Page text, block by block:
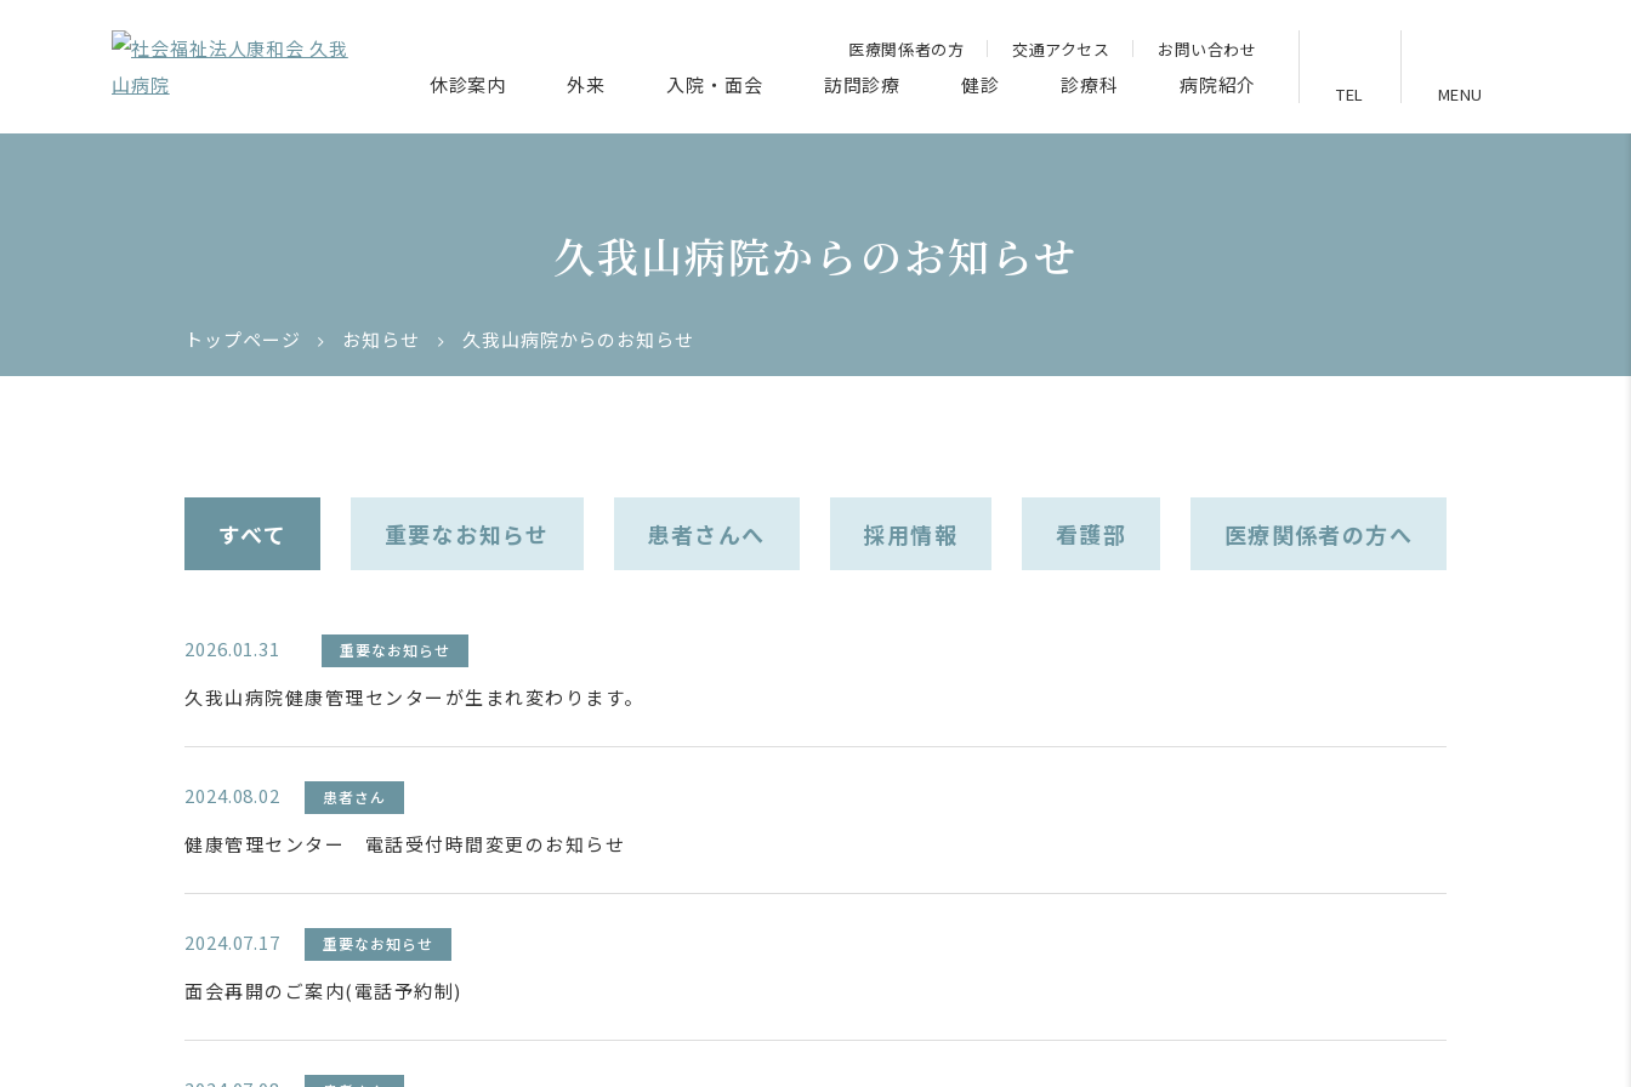
医療関係者の方 交通アクセス お問い合わせ
休診案内 外来 入院・面会 訪問診療 健診 診療科 病院紹介 TEL MENU
久我山病院からのお知らせ
トップページ お知らせ 久我山病院からのお知らせ
すべて 重要なお知らせ 患者さんへ 採用情報 看護部 医療関係者の方へ
2026.01.31 重要なお知らせ
久我山病院健康管理センターが生まれ変わります。
2024.08.02 患者さん
健康管理センター 電話受付時間変更のお知らせ
2024.07.17 重要なお知らせ
面会再開のご案内(電話予約制)